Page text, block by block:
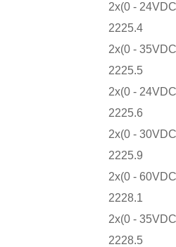
2x(0 -
2225.4
2x(0 -
2225.5
2x(0 -
2225.6
2x(0 -
2225.9
2x(0 -
2228.1
2x(0 -
2228.5